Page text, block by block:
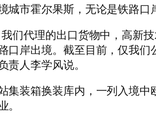
城市霍尔果斯，无论是铁路口
我们代理的出口货物中，高新
口岸出境。截至目前，仅我
责人李学风说。
集装箱换装库内，一列入境